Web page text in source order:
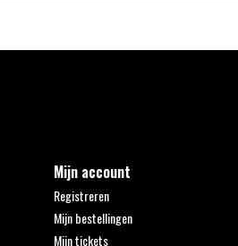
Mijn account
Registreren
Mijn bestellingen
Mijn tickets